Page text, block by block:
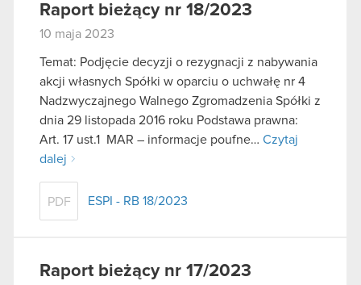
Raport bieżący nr 18/2023
10 maja 2023
Temat: Podjęcie decyzji o rezygnacji z nabywania
akcji własnych Spółki w oparciu o uchwałę nr 4
Nadzwyczajnego Walnego Zgromadzenia Spółki z
dnia 29 listopada 2016 roku Podstawa prawna:
Art. 17 ust.1 MAR – informacje poufne… Czytaj
dalej
PDF ESPI - RB 18/2023
Raport bieżący nr 17/2023